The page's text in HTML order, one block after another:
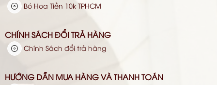
Bó Hoa Tiền 10k TPHCM
CHÍNH SÁCH ĐỔI TRẢ HÀNG
Chính Sách đổi trả hàng
HƯỚNG DẪN MUA HÀNG VÀ THANH TOÁN